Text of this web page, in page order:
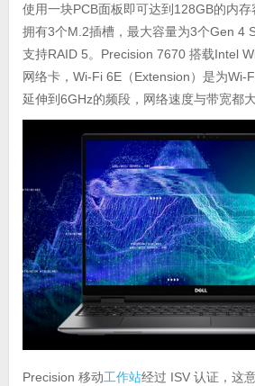
使用一块PCB面板即可达到128GB的内
拥有3个M.2插槽，最大容量为3个Gen 4
支持RAID 5。Precision 7670 搭载Intel
网络卡，Wi-Fi 6E（Extension）是为Wi-
延伸到6GHz的频段，网络速度与带宽都大
Precision 移动工作站经过 ISV 认证，这